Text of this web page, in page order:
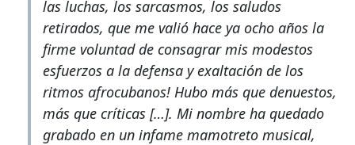
las luchas, los sarcasmos, los saludos
retirados, que me valió hace ya ocho años la
firme voluntad de consagrar mis modestos
esfuerzos a la defensa y exaltación de los
ritmos afrocubanos! Hubo más que denuestos,
más que críticas […]. Mi nombre ha quedado
grabado en un infame mamotreto musical,